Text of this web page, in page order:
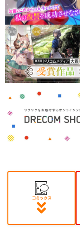
コミックス